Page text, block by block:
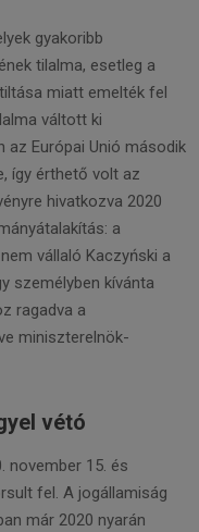
gyakoribb
tilalma, esetleg a
miatt emelték fel
váltott ki
az Európai Unió második
így érthető volt az
hivatkozva 2020
a
vállaló Kaczyński a
személyben kívánta
ragadva a
miniszterelnök-
vétó
november 15. és
fel. A jogállamiság
már 2020 nyarán